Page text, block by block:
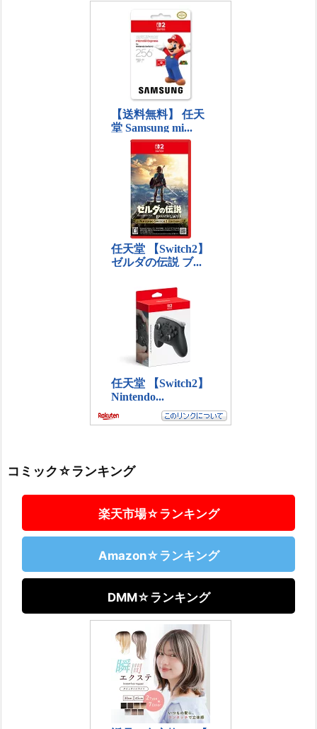
コミック☆ランキング
楽天市場☆ランキング
Amazon☆ランキング
DMM☆ランキング